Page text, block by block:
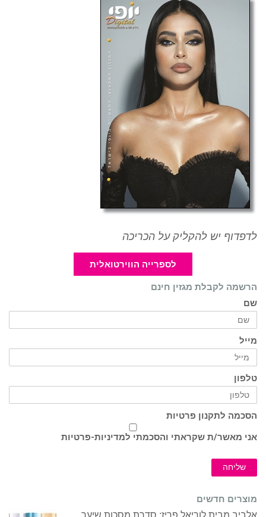
לדפדוף יש להקליק על הכריכה
לספרייה הווירטואלית
הרשמה לקבלת מגזין חינם
שם
מייל
טלפון
הסכמה לתקנון פרטיות
אני מאשר/ת שקראתי והסכמתי למדיניות-פרטיות
שליחה
מוצרים חדשים
אלביב מבית לוריאל פריז: סדרת מסכות שיער